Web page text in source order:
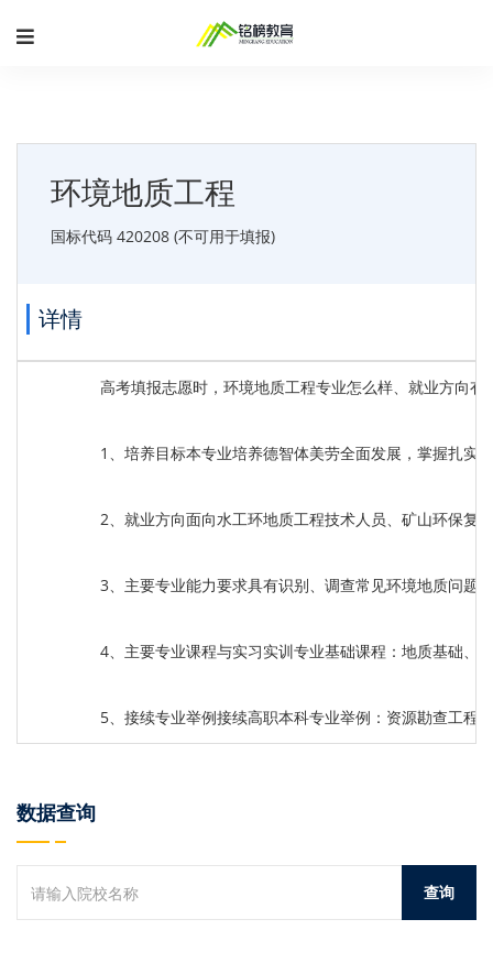
环境地质工程
国标代码 420208 (不可用于填报)
详情
高考填报志愿时，环境地质工程专业怎么样、就业方向
1、培养目标本专业培养德智体美劳全面发展，掌握扎实
2、就业方向面向水工环地质工程技术人员、矿山环保复
3、主要专业能力要求具有识别、调查常见环境地质问题
4、主要专业课程与实习实训专业基础课程：地质基础、
5、接续专业举例接续高职本科专业举例：资源勘查工程
数据查询